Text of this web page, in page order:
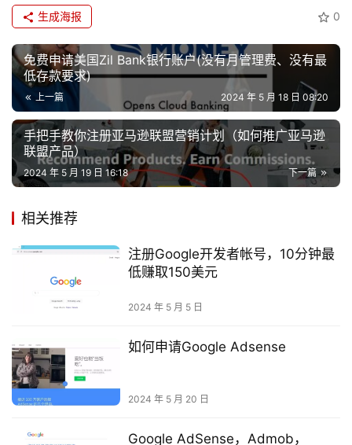
0
生成海报
免费申请美国Zil Bank银行账户(没有月管理费、没有最
低存款要求)
上一篇 2024 年 5 月 18 日 08:20
手把手教你注册亚马逊联盟营销计划（如何推广亚马逊
联盟产品）
下一篇
2024 年 5 月 19 日 16:18
相关推荐
注册Google开发者帐号，10分钟最
低赚取150美元
2024 年 5 月 5 日
如何申请Google Adsense
2024 年 5 月 20 日
Google AdSense，Admob，